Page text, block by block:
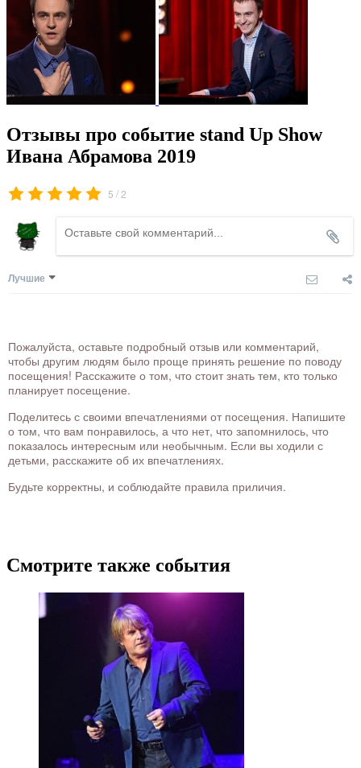
Отзывы про событие stand Up Show
Ивана Абрамова 2019
5 /2
Лучшие
Пожалуйста, оставьте подробный отзыв или комментарий,
чтобы другим людям было проще принять решение по поводу
посещения! Расскажите о том, что стоит знать тем, кто только
планирует посещение.
Поделитесь с своими впечатлениями от посещения. Напишите
о том, что вам понравилось, а что нет, что запомнилось, что
показалось интересным или необычным. Если вы ходили с
детьми, расскажите об их впечатлениях.
Будьте корректны, и соблюдайте правила приличия.
Смотрите также события